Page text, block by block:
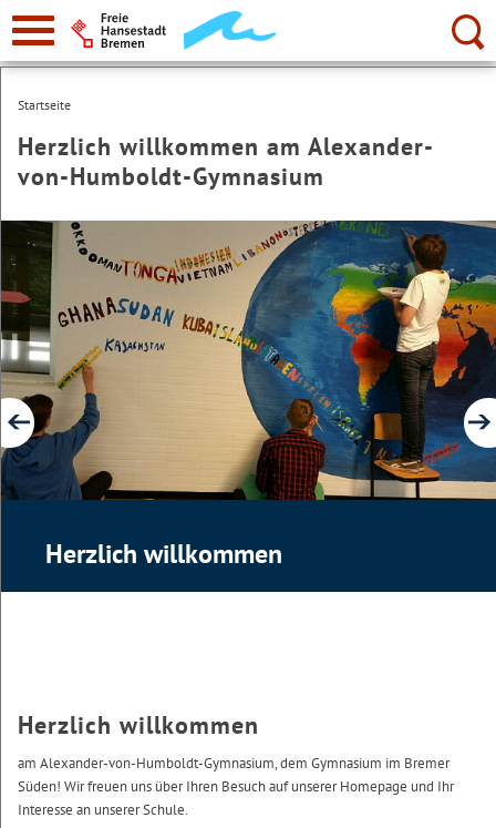
zur
Navigation
Suche:
Startseite
Herzlich willkommen am Alexander-
von-Humboldt-Gymnasium
Herzlich willkommen
Herzlich willkommen
am Alexander-von-Humboldt-Gymnasium, dem Gymnasium im Bremer
Süden! Wir freuen uns über Ihren Besuch auf unserer Homepage und Ihr
Interesse an unserer Schule.